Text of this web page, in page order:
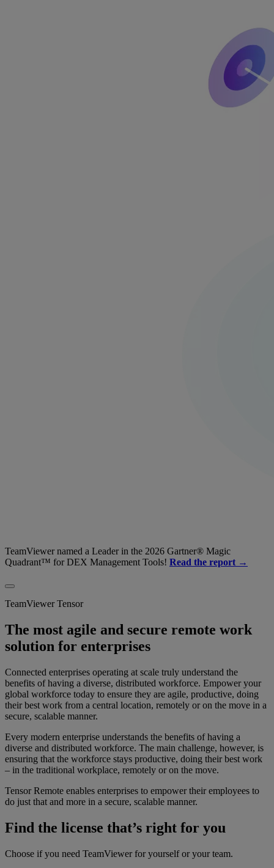
TeamViewer named a Leader in the 2026 Gartner® Magic
Quadrant™ for DEX Management Tools! Read the report →
TeamViewer Tensor
The most agile and secure remote work
solution for enterprises
Connected enterprises operating at scale truly understand the
benefits of having a diverse, distributed workforce. Empower your
global workforce today to ensure they are agile, productive, doing
their best work from a central location, remotely or on the move in a
secure, scalable manner.
Every modern enterprise understands the benefits of having a
diverse and distributed workforce. The main challenge, however, is
ensuring that the workforce stays productive, doing their best work
– in the traditional workplace, remotely or on the move.
Tensor Remote enables enterprises to empower their employees to
do just that and more in a secure, scalable manner.
Find the license that’s right for you
Choose if you need TeamViewer for yourself or your team.